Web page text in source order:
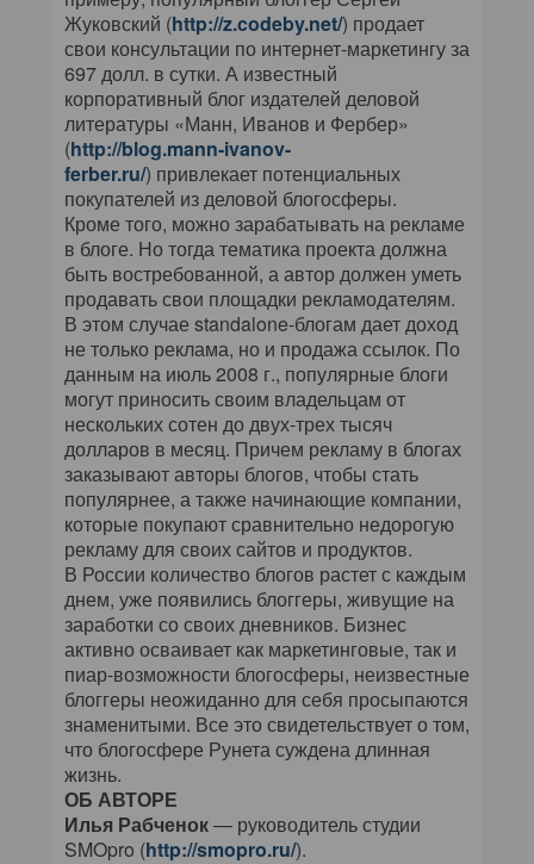
Жуковский (http://z.codeby.net/) продает
свои консультации по интернет-маркетингу за
697 долл. в сутки. А известный
корпоративный блог издателей деловой
литературы «Манн, Иванов и Фербер»
(http://blog.mann-ivanov-
ferber.ru/) привлекает потенциальных
покупателей из деловой блогосферы.
Кроме того, можно зарабатывать на рекламе
в блоге. Но тогда тематика проекта должна
быть востребованной, а автор должен уметь
продавать свои площадки рекламодателям.
В этом случае standalone-блогам дает доход
не только реклама, но и продажа ссылок. По
данным на июль 2008 г., популярные блоги
могут приносить своим владельцам от
нескольких сотен до двух-трех тысяч
долларов в месяц. Причем рекламу в блогах
заказывают авторы блогов, чтобы стать
популярнее, а также начинающие компании,
которые покупают сравнительно недорогую
рекламу для своих сайтов и продуктов.
В России количество блогов растет с каждым
днем, уже появились блоггеры, живущие на
заработки со своих дневников. Бизнес
активно осваивает как маркетинговые, так и
пиар-возможности блогосферы, неизвестные
блоггеры неожиданно для себя просыпаются
знаменитыми. Все это свидетельствует о том,
что блогосфере Рунета суждена длинная
жизнь.
ОБ АВТОРЕ
Илья Рабченок— руководитель студии
SMOpro (http://smopro.ru/).